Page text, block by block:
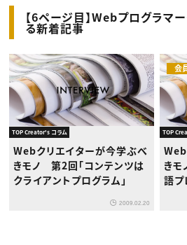
お役立ち基礎知識
マーケッター
クリエイターインタビュー
C＆R Magazine
ニュース・トレンド
ニュース・トレンド トップ
映像
ゲーム・エンタメ
広告
出版
CREATIVE VILLAGEからのお知
プロフェッショナル×つなが
【6ページ目】Webプログラマ
る新着記事
TOP Creator's コラム
Webクリエイターが今学ぶべ
きモノ 第2回「コンテンツは
クライアントプログラム」
2009.02.20
会
TOP
き
語